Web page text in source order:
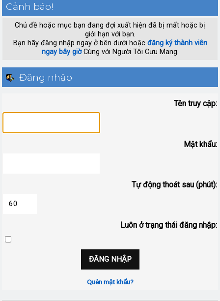
Cảnh báo!
Chủ đề hoặc mục bạn đang đợi xuất hiện đã bị mất hoặc bị
giới hạn với bạn.
Bạn hãy đăng nhập ngay ở bên dưới hoặc đăng ký thành viên
ngay bây giờCùng với Người Tôi Cưu Mang.
Đăng nhập
Tên truy cập:
Mật khẩu:
Tự động thoát sau (phút):
Luôn ở trạng thái đăng nhập:
Quên mật khẩu?